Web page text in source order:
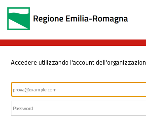
Accedere utilizzando l'account